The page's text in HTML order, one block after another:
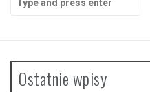
for:
Ostatnie wpisy